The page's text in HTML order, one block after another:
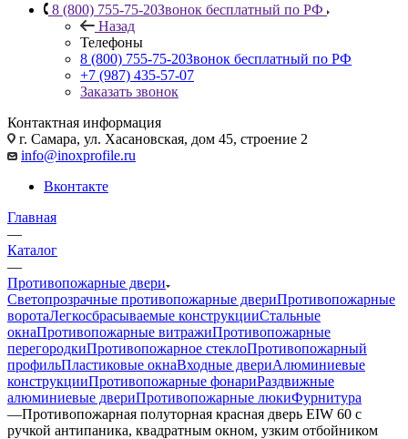
8 (800) 755-75-20Звонок бесплатный по РФ
Назад
Телефоны
8 (800) 755-75-20Звонок бесплатный по РФ
+7 (987) 435-57-07
Заказать звонок
Контактная информация
г. Самара, ул. Хасановская, дом 45, строение 2
info@inoxprofile.ru
Вконтакте
Главная
—
Каталог
—
Противопожарные двери
Светопрозрачные противопожарные двериПротивопожарные
воротаЛегкосбрасываемые конструкцииСтальные
окнаПротивопожарные витражиПротивопожарные
перегородкиПротивопожарное стеклоПротивопожарный
профильПластиковые окнаВходные двериАлюминиевые
конструкцииПротивопожарные фонариРаздвижные
алюминиевые двериПротивопожарные люкиФурнитура
—Противопожарная полуторная красная дверь EIW 60 с
ручкой антипаника, квадратным окном, узким отбойником